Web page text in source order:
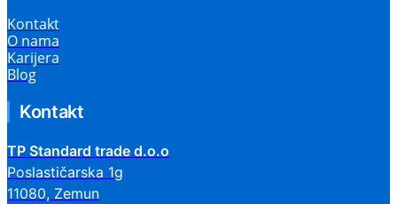
Kontakt
O nama
Karijera
Blog
Kontakt
TP Standard trade d.o.o
Poslastičarska 1g
11080, Zemun